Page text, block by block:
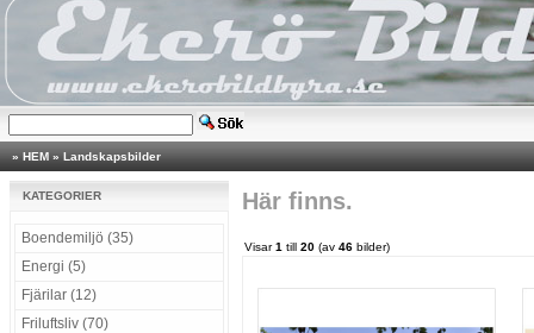
» HEM » Landskapsbilder
KATEGORIER
Boendemiljö (35)
Energi (5)
Fjärilar (12)
Friluftsliv (70)
Här finns.
Visar1 till 20 (av 46 bilder)